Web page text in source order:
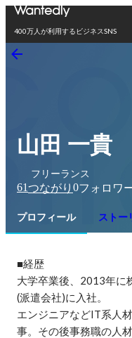
400万人が利用するビジネスSNS
山田 一貴
フリーランス
61つながり 0フォロワ
プロフィール ストー
■経歴
大学卒業後、2013年に
(派遣会社)に入社。
エンジニアなどIT系人
事。その後事務職の人